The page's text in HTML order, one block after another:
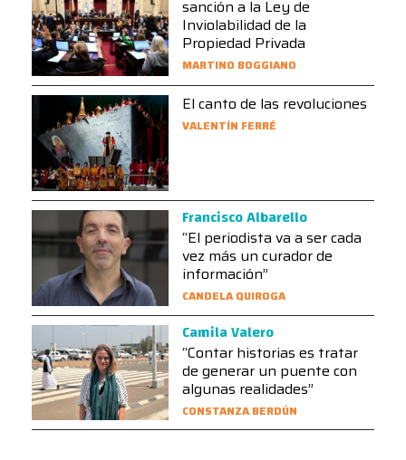
sanción a la Ley de
Inviolabilidad de la
Propiedad Privada
MARTINO BOGGIANO
El canto de las revoluciones
VALENTÍN FERRÉ
Francisco Albarello
“El periodista va a ser cada
vez más un curador de
información”
CANDELA QUIROGA
Camila Valero
“Contar historias es tratar
de generar un puente con
algunas realidades”
CONSTANZA BERDÚN